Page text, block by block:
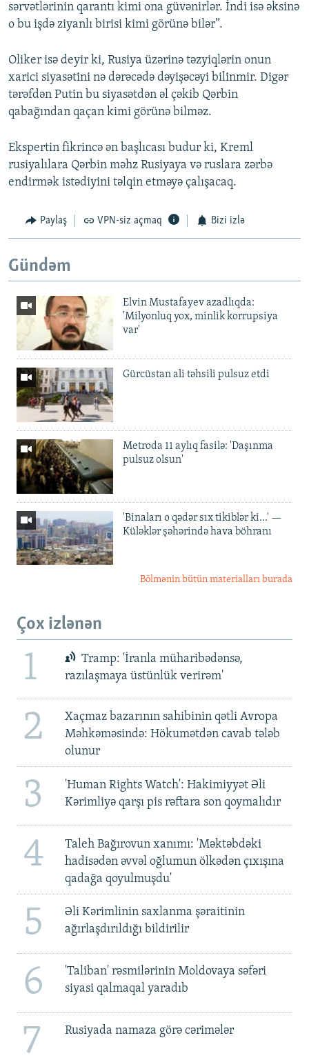
sərvətlərinin qarantı kimi ona güvənirlər. İndi isə əksinə
o bu işdə ziyanlı birisi kimi görünə bilər”.
Oliker isə deyir ki, Rusiya üzərinə təzyiqlərin onun
xarici siyasətini nə dərəcədə dəyişəcəyi bilinmir. Digər
tərəfdən Putin bu siyasətdən əl çəkib Qərbin
qabağından qaçan kimi görünə bilməz.
Ekspertin fikrincə ən başlıcası budur ki, Kreml
rusiyalılara Qərbin məhz Rusiyaya və ruslara zərbə
endirmək istədiyini təlqin etməyə çalışacaq.
Paylaş VPN-siz açmaq Bizi izlə
Gündəm
Elvin Mustafayev azadlıqda:
'Milyonluq yox, minlik korrupsiya
var'
Gürcüstan ali təhsili pulsuz etdi
Metroda 11 aylıq fasilə: 'Daşınma
pulsuz olsun'
'Binaları o qədər sıx tikiblər ki...' —
Küləklər şəhərində hava böhranı
Bölmənin bütün materialları burada
Çox izlənən
1
Tramp: 'İranla müharibədənsə,
razılaşmaya üstünlük verirəm'
2
Xaçmaz bazarının sahibinin qətli Avropa
Məhkəməsində: Hökumətdən cavab tələb
olunur
3
'Human Rights Watch': Hakimiyyət Əli
Kərimliyə qarşı pis rəftara son qoymalıdır
4
Taleh Bağırovun xanımı: 'Məktəbdəki
hadisədən əvvəl oğlumun ölkədən çıxışına
qadağa qoyulmuşdu'
5
Əli Kərimlinin saxlanma şəraitinin
ağırlaşdırıldığı bildirilir
6
'Taliban' rəsmilərinin Moldovaya səfəri
siyasi qalmaqal yaradıb
7 Rusiyada namaza görə cərimələr